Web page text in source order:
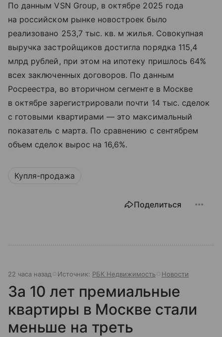
По данным VSN Group, в октябре 2025 года
на российском рынке новостроек было
реализовано 253,7 тыс. кв. м жилья. Совокупная
выручка застройщиков достигла порядка 115,4
млрд рублей, при этом на ипотеку пришлось 64%
всех заключенных договоров. По данным
Росреестра, во вторичном сегменте в Москве
в октябре зарегистрировали почти 14 тыс. сделок
с готовыми квартирами — это максимальный
показатель с марта. По сравнению с сентябрем
объем сделок вырос на 16,6%.
Купля-продажа
Поделиться
22 часа назад Источник: РБК Недвижимость Новости
За 10 лет премиальные
квартиры в Москве стали
меньше на треть